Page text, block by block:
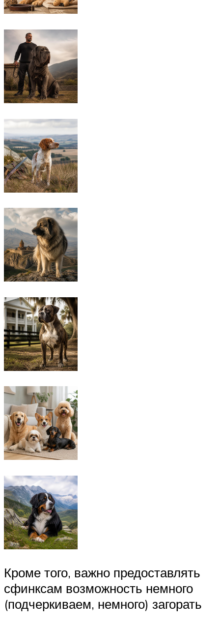
Кроме того, важно предоставлять
сфинксам возможность немного
(подчеркиваем, немного) загорать